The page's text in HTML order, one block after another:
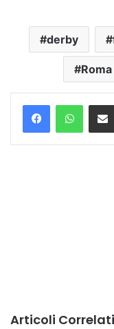
derby
Roma
Articoli Correlati